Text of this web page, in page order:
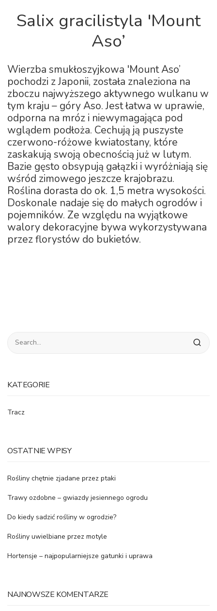
Salix gracilistyla 'Mount
Aso’
Wierzba smukłoszyjkowa 'Mount Aso’
pochodzi z Japonii, została znaleziona na
zboczu najwyższego aktywnego wulkanu w
tym kraju – góry Aso. Jest łatwa w uprawie,
odporna na mróz i niewymagająca pod
wglądem podłoża. Cechują ją puszyste
czerwono-różowe kwiatostany, które
zaskakują swoją obecnością już w lutym.
Bazie gęsto obsypują gałązki i wyróżniają się
wśród zimowego jeszcze krajobrazu.
Roślina dorasta do ok. 1,5 metra wysokości.
Doskonale nadaje się do małych ogrodów i
pojemników. Ze względu na wyjątkowe
walory dekoracyjne bywa wykorzystywana
przez florystów do bukietów.
KATEGORIE
Tracz
OSTATNIE WPISY
Rośliny chętnie zjadane przez ptaki
Trawy ozdobne – gwiazdy jesiennego ogrodu
Do kiedy sadzić rośliny w ogrodzie?
Rośliny uwielbiane przez motyle
Hortensje – najpopularniejsze gatunki i uprawa
NAJNOWSZE KOMENTARZE